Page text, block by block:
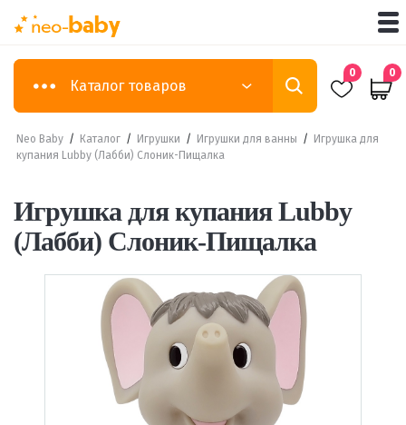
Каталог товаров
0 0
Neo Baby / Каталог / Игрушки / Игрушки для ванны /
Игрушка для
купания Lubby (Лабби) Слоник-Пищалка
Игрушка для купания Lubby
(Лабби) Слоник-Пищалка